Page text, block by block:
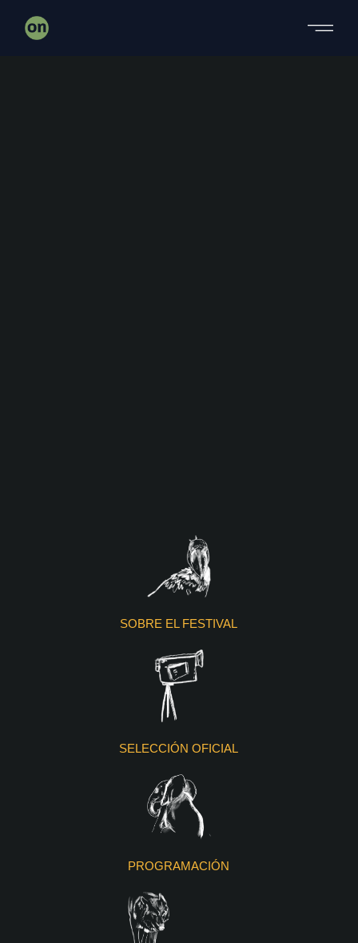
SOBRE EL FESTIVAL
SELECCIÓN OFICIAL
PROGRAMACIÓN